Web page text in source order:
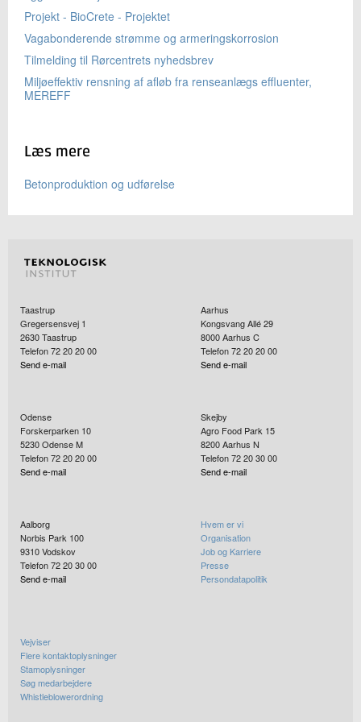
Projekt - BioCrete - Projektet
Vagabonderende strømme og armeringskorrosion
Tilmelding til Rørcentrets nyhedsbrev
Miljøeffektiv rensning af afløb fra renseanlægs effluenter,
MEREFF
Læs mere
Betonproduktion og udførelse
Taastrup
Gregersensvej 1
2630Taastrup
Telefon 72 20 20 00
Send e-mail
Aarhus
Kongsvang Allé 29
8000Aarhus C
Telefon 72 20 20 00
Send e-mail
Odense
Forskerparken 10
5230Odense M
Telefon 72 20 20 00
Send e-mail
Skejby
Agro Food Park 15
8200Aarhus N
Telefon 72 20 30 00
Send e-mail
Aalborg
Norbis Park 100
9310Vodskov
Telefon 72 20 30 00
Send e-mail
Hvem er vi
Organisation
Job og Karriere
Presse
Persondatapolitik
Vejviser
Flere kontaktoplysninger
Stamoplysninger
Søg medarbejdere
Whistleblowerordning